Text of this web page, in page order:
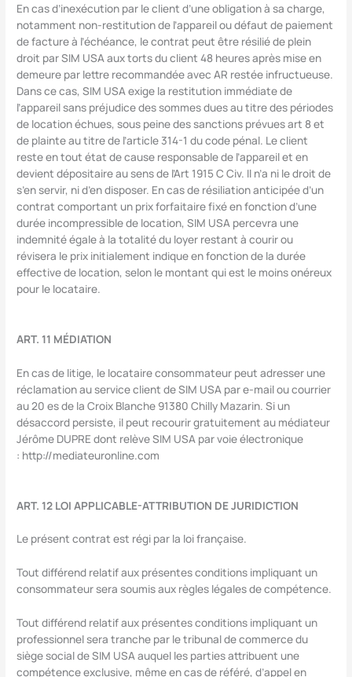
En cas d’inexécution par le client d’une obligation à sa charge,
notamment non-restitution de l’appareil ou défaut de paiement
de facture à l’échéance, le contrat peut être résilié de plein
droit par SIM USA aux torts du client 48 heures après mise en
demeure par lettre recommandée avec AR restée infructueuse.
Dans ce cas, SIM USA exige la restitution immédiate de
l’appareil sans préjudice des sommes dues au titre des périodes
de location échues, sous peine des sanctions prévues art 8 et
de plainte au titre de l’article 314-1 du code pénal. Le client
reste en tout état de cause responsable de l’appareil et en
devient dépositaire au sens de l’Art 1915 C Civ. Il n’a ni le droit de
s’en servir, ni d’en disposer. En cas de résiliation anticipée d’un
contrat comportant un prix forfaitaire fixé en fonction d’une
durée incompressible de location, SIM USA percevra une
indemnité égale à la totalité du loyer restant à courir ou
révisera le prix initialement indique en fonction de la durée
effective de location, selon le montant qui est le moins onéreux
pour le locataire.
ART. 11 MÉDIATION
En cas de litige, le locataire consommateur peut adresser une
réclamation au service client de SIM USA par e-mail ou courrier
au 20 es de la Croix Blanche 91380 Chilly Mazarin. Si un
désaccord persiste, il peut recourir gratuitement au médiateur
Jérôme DUPRE dont relève SIM USA par voie électronique
: http://mediateuronline.com
ART. 12 LOI APPLICABLE-ATTRIBUTION DE JURIDICTION
Le présent contrat est régi par la loi française.
Tout différend relatif aux présentes conditions impliquant un
consommateur sera soumis aux règles légales de compétence.
Tout différend relatif aux présentes conditions impliquant un
professionnel sera tranche par le tribunal de commerce du
siège social de SIM USA auquel les parties attribuent une
compétence exclusive, même en cas de référé, d’appel en